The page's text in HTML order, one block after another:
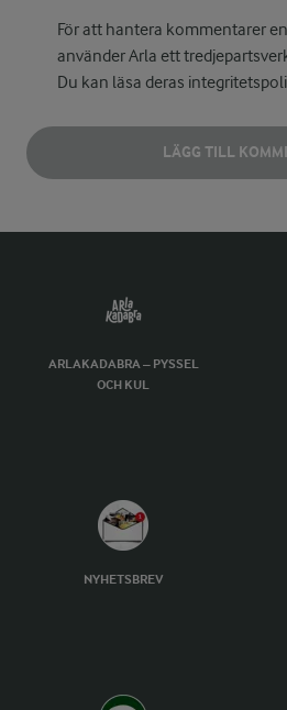
För att hantera kommentarer
använder Arla ett
Du kan läsa deras
LÄGG TILL
ARLAKADABRA – PYSSEL
OCH KUL
NYHETSBREV